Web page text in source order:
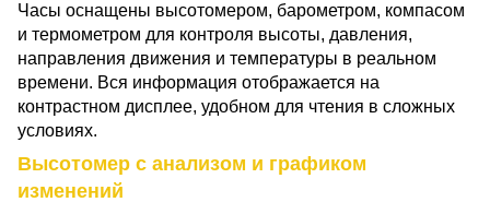
Часы оснащены высотомером, барометром, компасом
и термометром для контроля высоты, давления,
направления движения и температуры в реальном
времени. Вся информация отображается на
контрастном дисплее, удобном для чтения в сложных
условиях.
Высотомер с анализом и графиком
изменений